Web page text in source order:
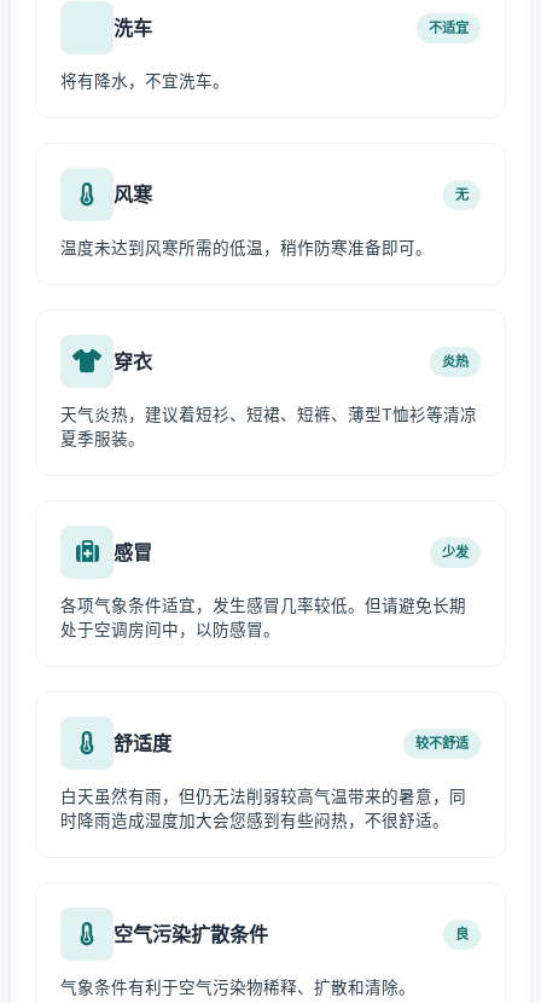
洗车 不适宜
将有降水，不宜洗车。
风寒 无
温度未达到风寒所需的低温，稍作防寒准备即可。
穿衣 炎热
天气炎热，建议着短衫、短裙、短裤、薄型T恤衫等清凉
夏季服装。
感冒 少发
各项气象条件适宜，发生感冒几率较低。但请避免长期
处于空调房间中，以防感冒。
舒适度 较不舒适
白天虽然有雨，但仍无法削弱较高气温带来的暑意，同
时降雨造成湿度加大会您感到有些闷热，不很舒适。
空气污染扩散条件 良
气象条件有利于空气污染物稀释、扩散和清除。